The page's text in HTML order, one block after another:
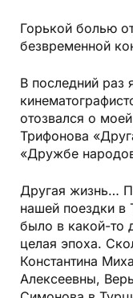
Горькой болью
безвременной
В последний раз
отозвался о
Трифонова
«Дружбе
Другая жизнь…
нашей поездки в
было в какой-то
целая эпоха.
Константина
Алексеевны,